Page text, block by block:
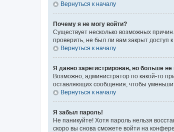
Вернуться к началу
Почему я не могу войти?
Существует несколько возможных
проверить, не был ли вам закрыт доступ
Вернуться к началу
Я давно зарегистрирован, но больше не
Возможно, администратор по какой-то
оставляющих сообщения, чтобы
Вернуться к началу
Я забыл пароль!
Не паникуйте! Хотя пароль нельзя
скоро вы снова сможете войти на